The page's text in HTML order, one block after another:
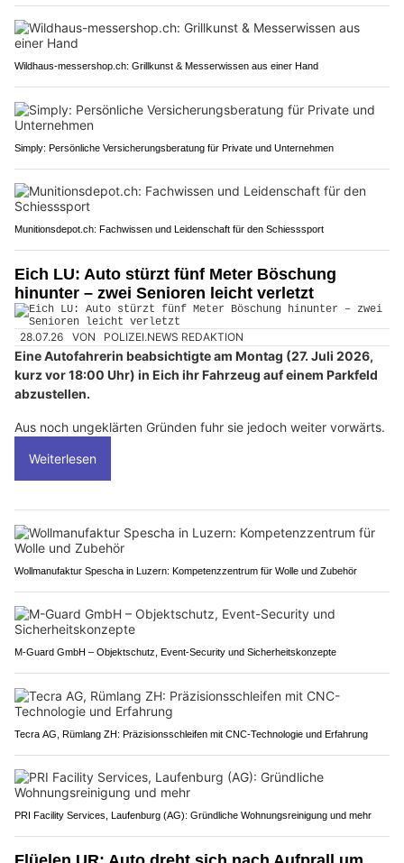
Wildhaus-messershop.ch: Grillkunst & Messerwissen aus einer Hand
Simply: Persönliche Versicherungsberatung für Private und Unternehmen
Munitionsdepot.ch: Fachwissen und Leidenschaft für den Schiesssport
Eich LU: Auto stürzt fünf Meter Böschung
hinunter – zwei Senioren leicht verletzt
28.07.26 VON POLIZEI.NEWS REDAKTION
Eine Autofahrerin beabsichtigte am Montag (27. Juli 2026,
kurz vor 18:00 Uhr) in Eich ihr Fahrzeug auf einem Parkfeld
abzustellen.
Aus noch ungeklärten Gründen fuhr sie jedoch weiter vorwärts.
Weiterlesen
Wollmanufaktur Spescha in Luzern: Kompetenzzentrum für Wolle und Zubehör
M-Guard GmbH – Objektschutz, Event-Security und Sicherheitskonzepte
Tecra AG, Rümlang ZH: Präzisionsschleifen mit CNC-Technologie und Erfahrung
PRI Facility Services, Laufenburg (AG): Gründliche Wohnungsreinigung und mehr